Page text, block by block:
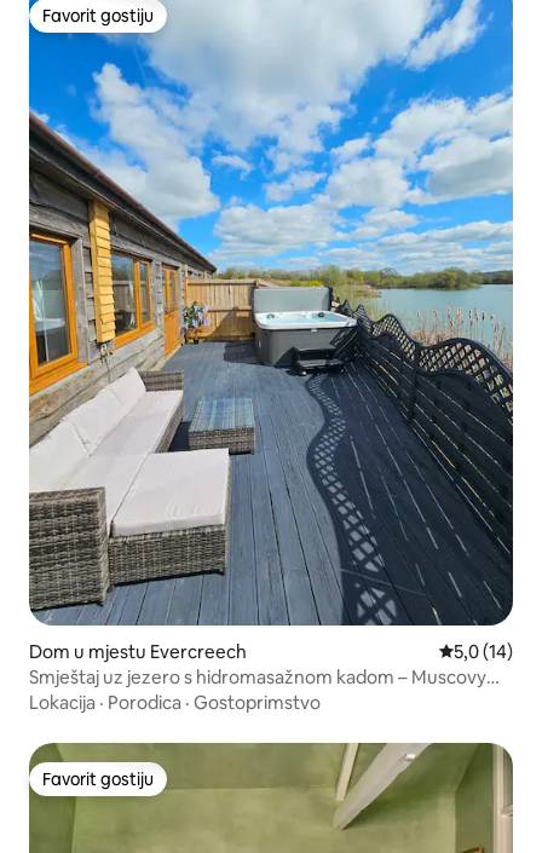
Favorit gostiju
Favorit gostiju
Dom u mjestu Evercreech Prosječna
5,0 (14)
Smještaj uz jezero s hidromasažnom kadom – Muscovy
Lodge
Lokacija · Porodica · Gostoprimstvo
Favorit gostiju
Favorit gostiju